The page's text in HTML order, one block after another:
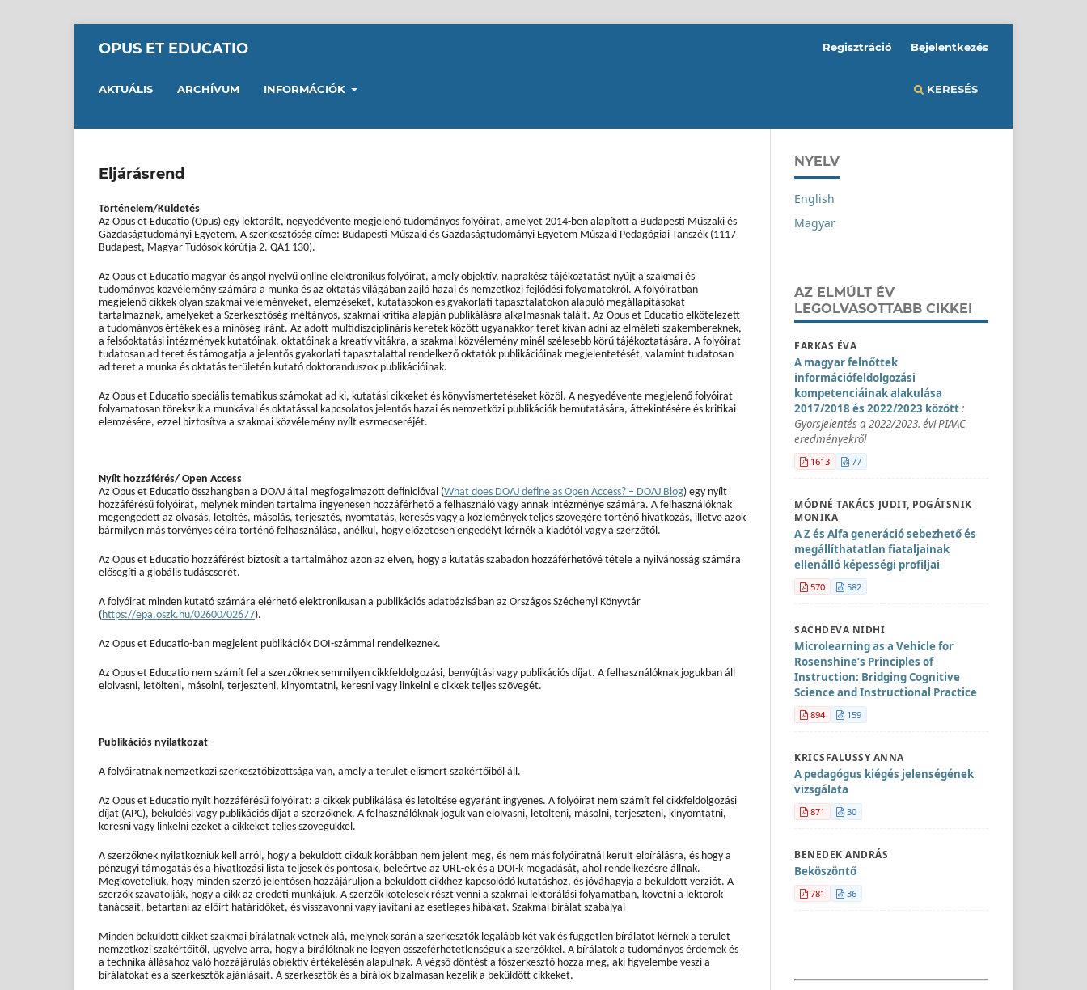
OPUS ET EDUCATIO
AKTUÁLIS ARCHÍVUM INFORMÁCIÓK KERESÉS
Regisztráció Bejelentkezés
Eljárásrend
Történelem/Küldetés
Az Opus et Educatio (Opus) egy lektorált, negyedévente megjelenő tudományos folyóirat, amelyet 2014-ben alapított a Budapesti Műszaki és
Gazdaságtudományi Egyetem. A szerkesztőség címe: Budapesti Műszaki és Gazdaságtudományi Egyetem Műszaki Pedagógiai Tanszék (1117
Budapest, Magyar Tudósok körútja 2. QA1 130).
Az Opus et Educatio magyar és angol nyelvű online elektronikus folyóirat, amely objektív, naprakész tájékoztatást nyújt a szakmai és
tudományos közvélemény számára a munka és az oktatás világában zajló hazai és nemzetközi fejlődési folyamatokról. A folyóiratban
megjelenő cikkek olyan szakmai véleményeket, elemzéseket, kutatásokon és gyakorlati tapasztalatokon alapuló megállapításokat
tartalmaznak, amelyeket a Szerkesztőség méltányos, szakmai kritika alapján publikálásra alkalmasnak talált. Az Opus et Educatio elkötelezett
a tudományos értékek és a minőség iránt. Az adott multidiszciplináris keretek között ugyanakkor teret kíván adni az elméleti szakembereknek,
a felsőoktatási intézmények kutatóinak, oktatóinak a kreatív vitákra, a szakmai közvélemény minél szélesebb körű tájékoztatására. A folyóirat
tudatosan ad teret és támogatja a jelentős gyakorlati tapasztalattal rendelkező oktatók publikációinak megjelentetését, valamint tudatosan
ad teret a munka és oktatás területén kutató doktoranduszok publikációinak.
Az Opus et Educatio speciális tematikus számokat ad ki, kutatási cikkeket és könyvismertetéseket közöl. A negyedévente megjelenő folyóirat
folyamatosan törekszik a munkával és oktatással kapcsolatos jelentős hazai és nemzetközi publikációk bemutatására, áttekintésére és kritikai
elemzésére, ezzel biztosítva a szakmai közvélemény nyílt eszmecseréjét.
Nyílt hozzáférés/ Open Access
Az Opus et Educatio összhangban a DOAJ által megfogalmazott definicióval (What does DOAJ define as Open Access? – DOAJ Blog) egy nyílt
hozzáférésű folyóirat, melynek minden tartalma ingyenesen hozzáférhető a felhasználó vagy annak intézménye számára. A felhasználóknak
megengedett az olvasás, letöltés, másolás, terjesztés, nyomtatás, keresés vagy a közlemények teljes szövegére történő hivatkozás, illetve azok
bármilyen más törvényes célra történő felhasználása, anélkül, hogy előzetesen engedélyt kérnék a kiadótól vagy a szerzőtől.
Az Opus et Educatio hozzáférést biztosít a tartalmához azon az elven, hogy a kutatás szabadon hozzáférhetővé tétele a nyilvánosság számára
elősegíti a globális tudáscserét.
A folyóirat minden kutató számára elérhető elektronikusan a publikációs adatbázisában az Országos Széchenyi Könyvtár
(https://epa.oszk.hu/02600/02677).
Az Opus et Educatio-ban megjelent publikációk DOI-számmal rendelkeznek.
Az Opus et Educatio nem számít fel a szerzőknek semmilyen cikkfeldolgozási, benyújtási vagy publikációs díjat. A felhasználóknak jogukban áll
elolvasni, letölteni, másolni, terjeszteni, kinyomtatni, keresni vagy linkelni e cikkek teljes szövegét.
Publikációs nyilatkozat
A folyóiratnak nemzetközi szerkesztőbizottsága van, amely a terület elismert szakértőiből áll.
Az Opus et Educatio nyílt hozzáférésű folyóirat: a cikkek publikálása és letöltése egyaránt ingyenes. A folyóirat nem számít fel cikkfeldolgozási
díjat (APC), beküldési vagy publikációs díjat a szerzőknek. A felhasználóknak joguk van elolvasni, letölteni, másolni, terjeszteni, kinyomtatni,
keresni vagy linkelni ezeket a cikkeket teljes szövegükkel.
A szerzőknek nyilatkozniuk kell arról, hogy a beküldött cikkük korábban nem jelent meg, és nem más folyóiratnál került elbírálásra, és hogy a
pénzügyi támogatás és a hivatkozási lista teljesek és pontosak, beleértve az URL-ek és a DOI-k megadását, ahol rendelkezésre állnak.
Megköveteljük, hogy minden szerző jelentősen hozzájáruljon a beküldött cikkhez kapcsolódó kutatáshoz, és jóváhagyja a beküldött verziót. A
szerzők szavatolják, hogy a cikk az eredeti munkájuk. A szerzők kötelesek részt venni a szakmai lektorálási folyamatban, követni a lektorok
tanácsait, betartani az előírt határidőket, és visszavonni vagy javítani az esetleges hibákat. Szakmai bírálat szabályai
Minden beküldött cikket szakmai bírálatnak vetnek alá, melynek során a szerkesztők legalább két vak és független bírálatot kérnek a terület
nemzetközi szakértőitől, ügyelve arra, hogy a bírálóknak ne legyen összeférhetetlenségük a szerzőkkel. A bírálatok a tudományos érdemek és
a technika állásához való hozzájárulás objektív értékelésén alapulnak. A végső döntést a főszerkesztő hozza meg, aki figyelembe veszi a
bírálatokat és a szerkesztők ajánlásait. A szerkesztők és a bírálók bizalmasan kezelik a beküldött cikkeket.
NYELV
English
Magyar
AZ ELMÚLT ÉV
LEGOLVASOTTABB CIKKEI
FARKAS ÉVA
A magyar felnőttek
információfeldolgozási
kompetenciáinak alakulása
2017/2018 és 2022/2023 között:
Gyorsjelentés a 2022/2023. évi PIAAC
eredményekről
1613 77
MÓDNÉ TAKÁCS JUDIT, POGÁTSNIK
MONIKA
A Z és Alfa generáció sebezhető és
megállíthatatlan fiataljainak
ellenálló képességi profiljai
570 582
SACHDEVA NIDHI
Microlearning as a Vehicle for
Rosenshine’s Principles of
Instruction: Bridging Cognitive
Science and Instructional Practice
894 159
KRICSFALUSSY ANNA
A pedagógus kiégés jelenségének
vizsgálata
871 30
BENEDEK ANDRÁS
Beköszöntő
781 36